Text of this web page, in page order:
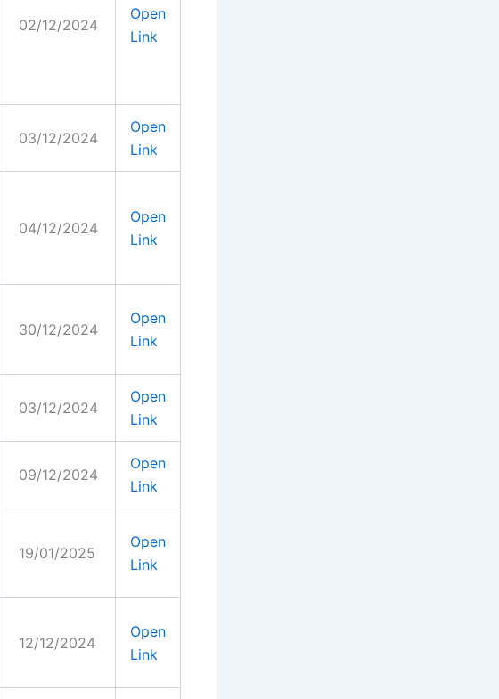
02/12/2024
Open
Link
03/12/2024
Open
Link
04/12/2024
Open
Link
30/12/2024
Open
Link
03/12/2024
Open
Link
09/12/2024
Open
Link
19/01/2025
Open
Link
12/12/2024
Open
Link